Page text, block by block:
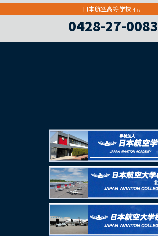
日本航空高等学校 石川
0428-27-0083